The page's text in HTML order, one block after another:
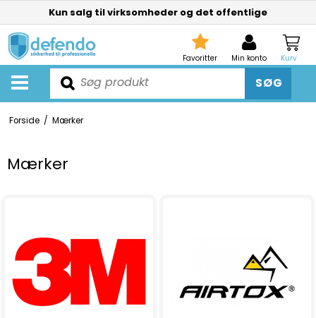
Kun salg til virksomheder og det offentlige
Favoritter Min konto Kurv
SØG
Forside / Mærker
Mærker